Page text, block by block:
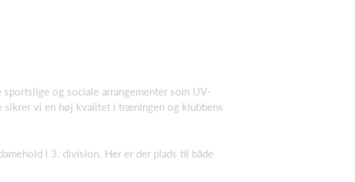
og sociale arrangementer som UV-
vi en høj kvalitet i træningen og klubbens
i 3. division. Her er der plads til både